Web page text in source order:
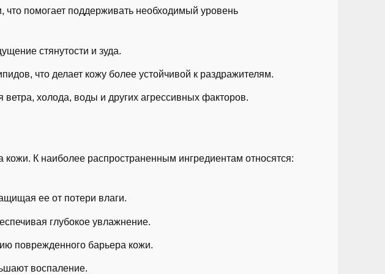
помогает поддерживать необходимый уровень
стянутости и зуда.
что делает кожу более устойчивой к раздражителям.
холода, воды и других агрессивных факторов.
К наиболее распространенным ингредиентам относятся:
ее от потери влаги.
глубокое увлажнение.
поврежденного барьера кожи.
воспаление.